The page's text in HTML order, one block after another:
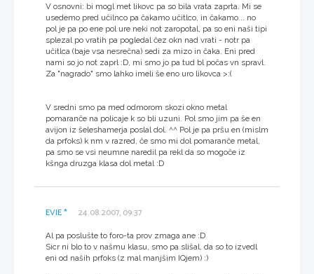
V osnovni: bi mogl met likovc pa so bila vrata zaprta. Mi se
usedemo pred učilnco pa čakamo učitlco, in čakamo... no
pol je pa po ene pol ure neki not zaropotal, pa so eni naši tipi
splezal po vratih pa pogledal čez okn nad vrati - notr pa
učitlca (baje vsa nesrečna) sedi za mizo in čaka. Eni pred
nami so jo not zaprl :D, mi smo jo pa tud bl počas vn spravl.
Za "nagrado" smo lahko imeli še eno uro likovca >:(
V sredni smo pa med odmorom skozi okno metal
pomaranče na policaje k so bli uzuni. Pol smo jim pa še en
avijon iz šeleshamerja poslal dol. ^^ Pol je pa pršu en (mislm
da prfoks) k nm v razred, če smo mi dol pomaranče metal,
pa smo se vsi neumne naredil pa rekl da so mogoče iz
kšnga druzga klasa dol metal :D
EVIE * 24.08.2007, 09:37
Al pa poslušte to foro-ta prov zmaga ane :D
Sicr ni blo to v našmu klasu, smo pa slišal, da so to izvedl
eni od naših prfoks (z mal manjšim IQjem) :)